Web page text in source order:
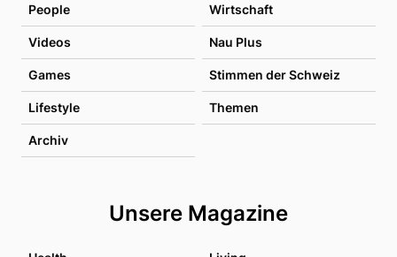
People Wirtschaft
Videos Nau Plus
Games Stimmen der Schweiz
Lifestyle Themen
Archiv
Unsere Magazine